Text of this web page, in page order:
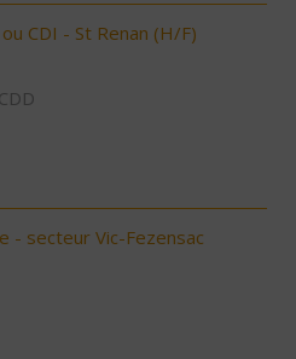
CDI - St Renan (H/F)
- secteur Vic-Fezensac